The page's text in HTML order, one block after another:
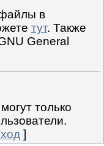
файлы в
тут. Также
General
только
]